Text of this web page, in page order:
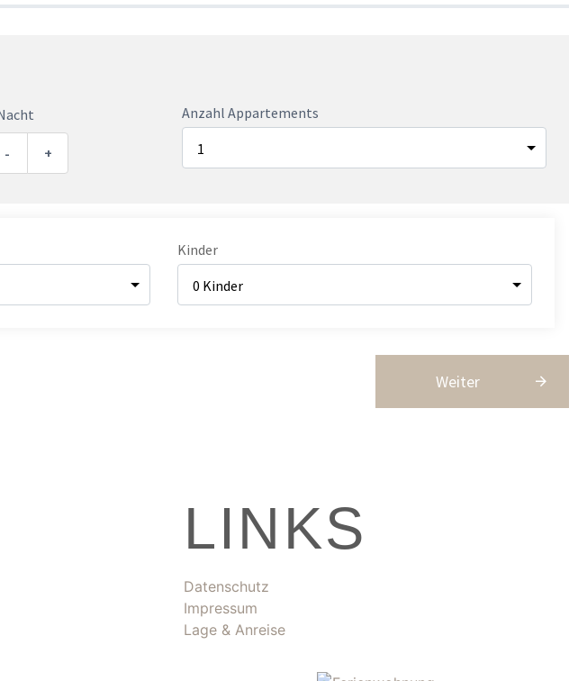
- +
Anzahl Appartements
Kinder
Weiter
LINKS
Datenschutz
Impressum
Lage & Anreise